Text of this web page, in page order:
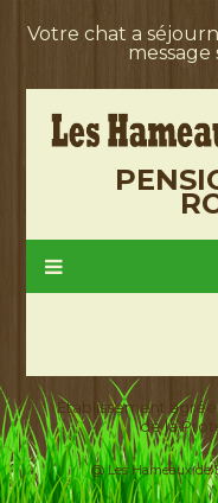
Votre chat a
message
Etablissement
de la
@ Les Hameaux